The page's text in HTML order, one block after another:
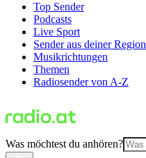
Top Sender
Podcasts
Live Sport
Sender aus deiner Region
Musikrichtungen
Themen
Radiosender von A-Z
Was möchtest du anhören?